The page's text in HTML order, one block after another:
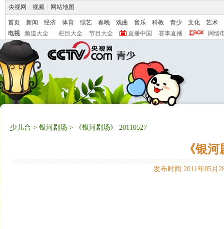
央视网 视频 网站地图
首页 新闻 经济 体育 综艺 春晚 戏曲 音乐 科教 青少 文化
艺术
电视
频道大全 栏目大全 节目大全 直播中国 赛事直播 网络
少儿台 > 银河剧场 > 《银河剧场》 20110527
《银
发布时间:2011年05月